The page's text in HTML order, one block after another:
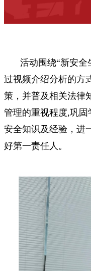
活动围绕“新安全
过视频介绍分析的方
策，并普及相关法律
管理的重视程度,巩
安全知识及经验，进
好第一责任人。